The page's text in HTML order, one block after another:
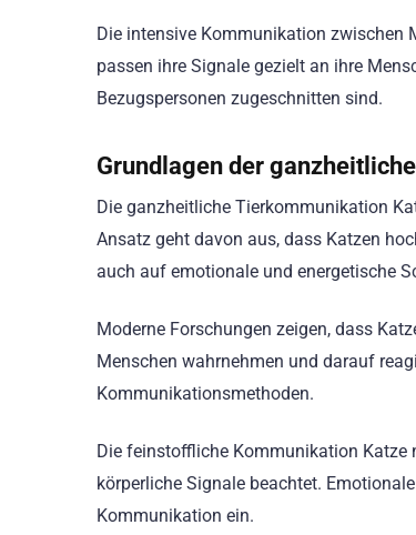
Die intensive Kommunikation zwischen
passen ihre Signale gezielt an ihre
Bezugspersonen zugeschnitten sind.
Grundlagen der
Die ganzheitliche Tierkommunikation
Ansatz geht davon aus, dass Katzen
auch auf emotionale und energetische
Moderne Forschungen zeigen, dass
Menschen wahrnehmen und darauf
Kommunikationsmethoden.
Die feinstoffliche Kommunikation Katze
körperliche Signale beachtet.
Kommunikation ein.